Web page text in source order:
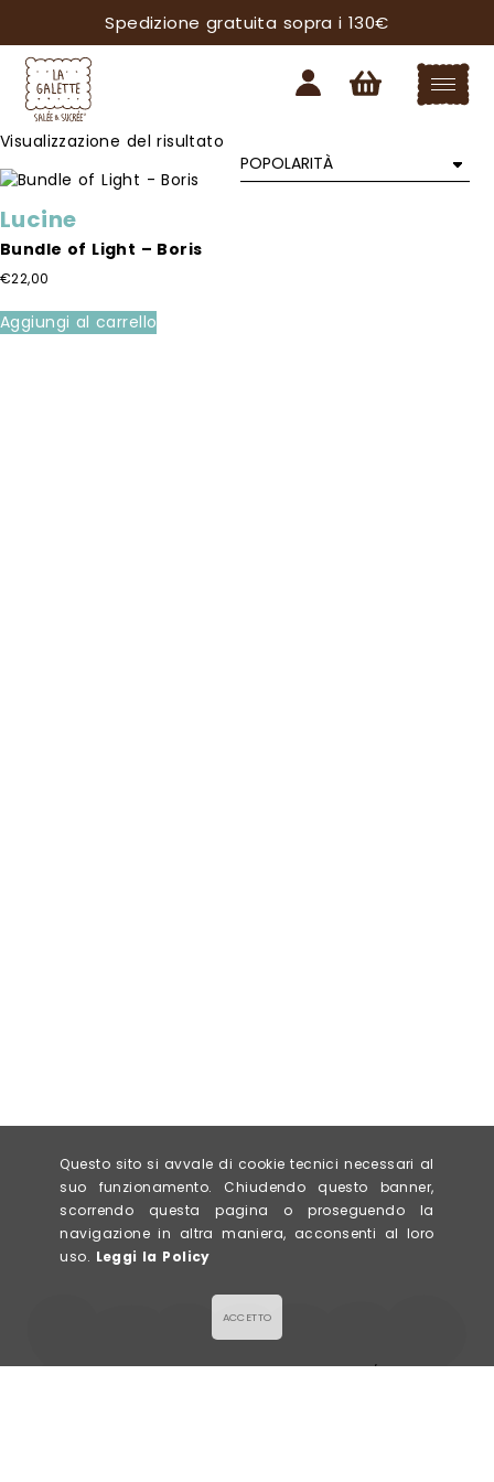
Spedizione gratuita sopra i 130€
Visualizzazione del risultato
Lucine
Bundle of Light – Boris
€22,00
Aggiungi al carrello
LA GALETTE
Via Civerchi 63/65,
Questo sito si avvale di cookie tecnici necessari al
suo funzionamento. Chiudendo questo banner,
scorrendo questa pagina o proseguendo la
navigazione in altra maniera, acconsenti al loro
uso. Leggi la Policy
ACCETTO